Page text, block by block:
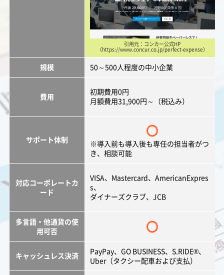
引用元：コンカー公式HP
（https://www.concur.co.jp/perfect-expense）
規模 50～500人程度の中小企業
費用
初期費用0円
月額費用31,900円～（税込み）
サポート体制
〇
※導入前も導入後も専任の担当者がつ
き、相談可能
対応コーポレートカ
ード
VISA、Mastercard、AmericanExpres
s、
ダイナーズクラブ、JCB
多言語・他通貨の使
用可否
〇
キャッシュレス決済
PayPay、GO BUSINESS、S.RIDE®、
Uber（タクシー配車および支払）